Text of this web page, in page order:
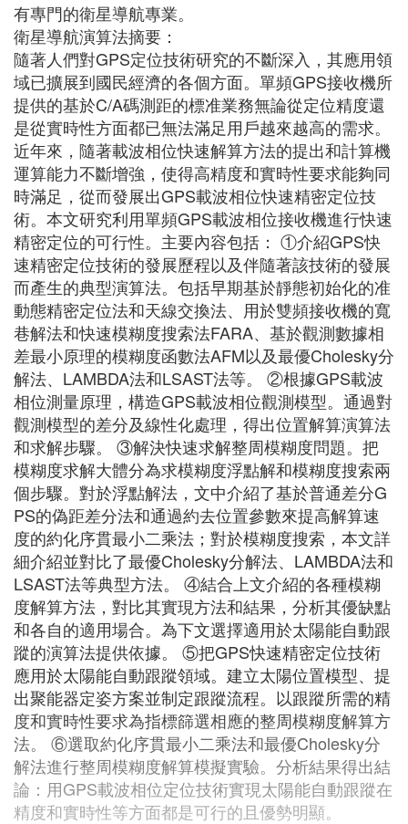
有專門的衛星導航專業。
衛星導航演算法摘要：
隨著人們對GPS定位技術研究的不斷深入，其應用領
域已擴展到國民經濟的各個方面。單頻GPS接收機所
提供的基於C/A碼測距的標准業務無論從定位精度還
是從實時性方面都已無法滿足用戶越來越高的需求。
近年來，隨著載波相位快速解算方法的提出和計算機
運算能力不斷增強，使得高精度和實時性要求能夠同
時滿足，從而發展出GPS載波相位快速精密定位技
術。本文研究利用單頻GPS載波相位接收機進行快速
精密定位的可行性。主要內容包括： ①介紹GPS快
速精密定位技術的發展歷程以及伴隨著該技術的發展
而產生的典型演算法。包括早期基於靜態初始化的准
動態精密定位法和天線交換法、用於雙頻接收機的寬
巷解法和快速模糊度搜索法FARA、基於觀測數據相
差最小原理的模糊度函數法AFM以及最優Cholesky分
解法、LAMBDA法和LSAST法等。 ②根據GPS載波
相位測量原理，構造GPS載波相位觀測模型。通過對
觀測模型的差分及線性化處理，得出位置解算演算法
和求解步驟。 ③解決快速求解整周模糊度問題。把
模糊度求解大體分為求模糊度浮點解和模糊度搜索兩
個步驟。對於浮點解法，文中介紹了基於普通差分G
PS的偽距差分法和通過約去位置參數來提高解算速
度的約化序貫最小二乘法；對於模糊度搜索，本文詳
細介紹並對比了最優Cholesky分解法、LAMBDA法和
LSAST法等典型方法。 ④結合上文介紹的各種模糊
度解算方法，對比其實現方法和結果，分析其優缺點
和各自的適用場合。為下文選擇適用於太陽能自動跟
蹤的演算法提供依據。 ⑤把GPS快速精密定位技術
應用於太陽能自動跟蹤領域。建立太陽位置模型、提
出聚能器定姿方案並制定跟蹤流程。以跟蹤所需的精
度和實時性要求為指標篩選相應的整周模糊度解算方
法。 ⑥選取約化序貫最小二乘法和最優Cholesky分
解法進行整周模糊度解算模擬實驗。分析結果得出結
論：用GPS載波相位定位技術實現太陽能自動跟蹤在
精度和實時性等方面都是可行的且優勢明顯。